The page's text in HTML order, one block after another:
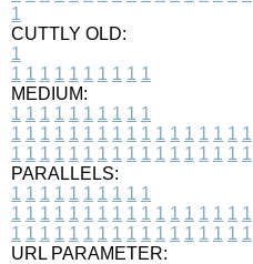
1
CUTTLY OLD:
1
1 1 1 1 1 1 1 1 1 1
MEDIUM:
1 1 1 1 1 1 1 1 1 1
1 1 1 1 1 1 1 1 1 1 1 1 1 1 1 1 1
1 1 1 1 1 1 1 1 1 1 1 1 1 1 1 1 1
PARALLELS:
1 1 1 1 1 1 1 1 1 1
1 1 1 1 1 1 1 1 1 1 1 1 1 1 1 1 1
1 1 1 1 1 1 1 1 1 1 1 1 1 1 1 1 1
URL PARAMETER: